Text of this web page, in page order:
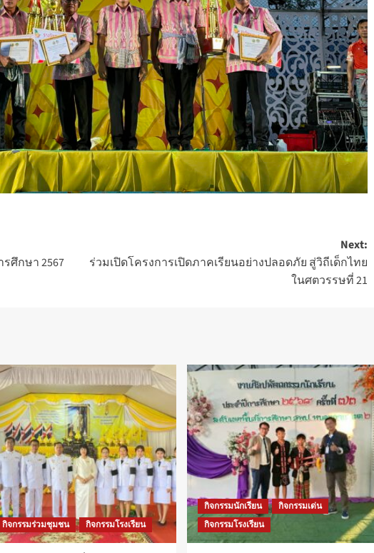
ศึกษา 2567
Next:
ร่วมเปิดโครงการเปิดภาคเรียนอย่างปลอดภัย สู่วิถีเด็กไทย
ในศตวรรษที่ 21
กิจกรรมร่วมชุมชน กิจกรรมโรงเรียน
กิจกรรมนักเรียน
กิจกรรมเด่น
กิจกรรมโรงเรียน